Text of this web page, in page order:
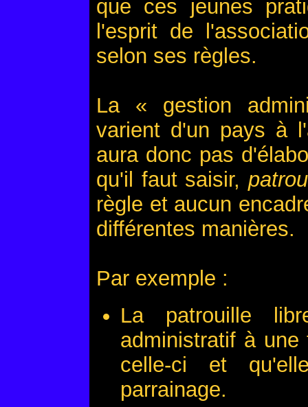
que ces jeunes
l'esprit de
selon ses règles.
La « gestion
varient d'un pays à
aura donc pas
qu'il faut saisir,
règle et aucun
différentes manières.
Par exemple :
La patrouille
administratif à
celle-ci et
parrainage.